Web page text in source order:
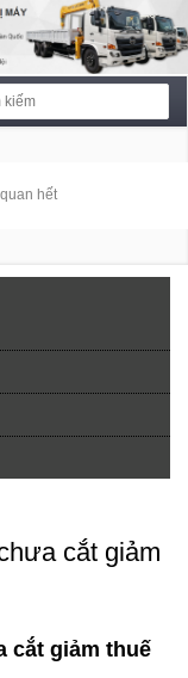
hết
cắt giảm
cắt giảm thuế